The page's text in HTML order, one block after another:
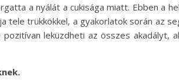
a nyálát a cukisága miatt. Ebben a
trükkökkel, a gyakorlatok során az
leküzdheti az összes akadályt,